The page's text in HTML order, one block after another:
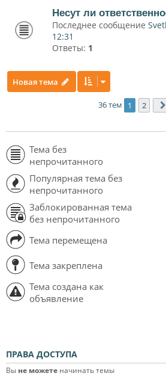
Несут ли
Последнее сообщение
12:31
Ответы: 1
Новая тема
36 тем 1 2
Тема без
непрочитанного
Популярная тема без
непрочитанного
Заблокированная тема
без непрочитанного
Тема перемещена
Тема закреплена
Тема создана как
объявление
ПРАВА ДОСТУПА
Вы не можете начинать темы